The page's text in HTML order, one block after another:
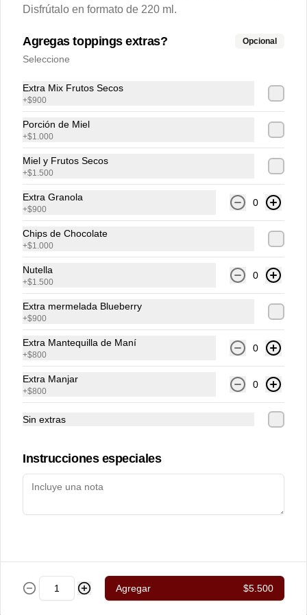
Cheesecake Muffin
Muffin de chocolate belga intenso
Chocolate Chips Cookie
Exquisita y suave galleta con chips de
cacao.
$4.200
Croissant de Almendras
Croissant hojaldrado relleno de crema
de almendras y toque de azúcar flor.
Ideal para un desayuno dulce junto al
$2.000
maní y chips de chocolate blanco al 31%
Disfrútalo en formato de 220 ml.
Agregas toppings extras? Opcional
Seleccione
Extra Mix Frutos Secos
+$900
Porción de Miel
+$1.000
Miel y Frutos Secos
+$1.500
Extra Granola
+$900
0
Chips de Chocolate
+$1.000
Nutella
+$1.500
0
Extra mermelada Blueberry
+$900
Extra Mantequilla de Maní
+$800
0
Extra Manjar
+$800
0
Sin extras
Instrucciones especiales
Agregar $5.500